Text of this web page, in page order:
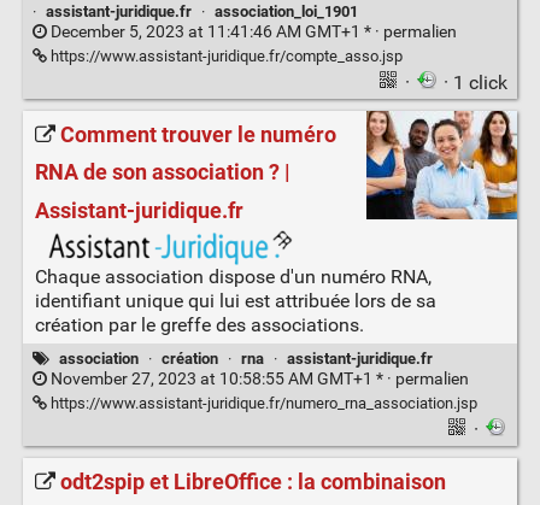
· assistant-juridique.fr · association_loi_1901
December 5, 2023 at 11:41:46 AM GMT+1 * · permalien
https://www.assistant-juridique.fr/compte_asso.jsp
· · 1 click
Comment trouver le numéro
RNA de son association ? |
Assistant-juridique.fr
Chaque association dispose d'un numéro RNA,
identifiant unique qui lui est attribuée lors de sa
création par le greffe des associations.
association · création · rna · assistant-juridique.fr
November 27, 2023 at 10:58:55 AM GMT+1 * · permalien
https://www.assistant-juridique.fr/numero_rna_association.jsp
·
odt2spip et LibreOffice : la combinaison